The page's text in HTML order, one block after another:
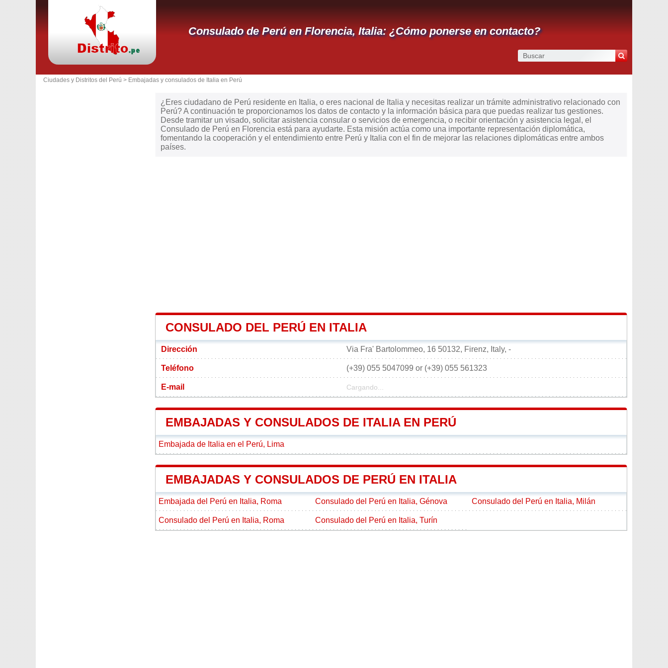
Consulado de Perú en Florencia, Italia: ¿Cómo ponerse en contacto?
Ciudades y Distritos del Perú > Embajadas y consulados de Italia en Perú
¿Eres ciudadano de Perú residente en Italia, o eres nacional de Italia y necesitas realizar un trámite administrativo relacionado con
Perú? A continuación te proporcionamos los datos de contacto y la información básica para que puedas realizar tus gestiones.
Desde tramitar un visado, solicitar asistencia consular o servicios de emergencia, o recibir orientación y asistencia legal, el
Consulado de Perú en Florencia está para ayudarte. Esta misión actúa como una importante representación diplomática,
fomentando la cooperación y el entendimiento entre Perú y Italia con el fin de mejorar las relaciones diplomáticas entre ambos
países.
CONSULADO DEL PERÚ EN ITALIA
Dirección Via Fra' Bartolommeo, 16 50132, Firenz, Italy, -
Teléfono (+39) 055 5047099 or (+39) 055 561323
E-mail Cargando...
EMBAJADAS Y CONSULADOS DE ITALIA EN PERÚ
Embajada de Italia en el Perú, Lima
EMBAJADAS Y CONSULADOS DE PERÚ EN ITALIA
Embajada del Perú en Italia, Roma Consulado del Perú en Italia, Génova Consulado del Perú en Italia, Milán
Consulado del Perú en Italia, Roma Consulado del Perú en Italia, Turín